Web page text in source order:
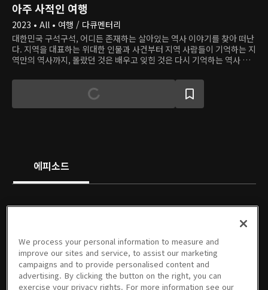
아주 사적인 여행
2023 • All • 여행 / 다큐멘터리
대한민국 구석구석, 어디든 존재하는 살아있는 역사 이야기를 찾아 떠난
다. 지역을 대표하는 위대한 인물과 사건부터 지역 사람들이 기억하는 지
역만의 역사까지, 몰랐던 것은 배우고 잊힌 것은 다시 기억하는 역사 여
에피소드
8회
07/14/2024 • 49분
7회
07/07/2024 • 49분
6회
06/30/2024 • 49분
5회
06/23/2024 • 49분
4회
06/16/2024 • 49분
We process your personal information to measure and
improve our sites and service, to assist our marketing
campaigns and to provide personalised content and
advertising. By clicking the button on the right, you can
exercise your privacy rights. For more information see our